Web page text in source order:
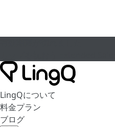
LingQについて
料金プラン
ブログ